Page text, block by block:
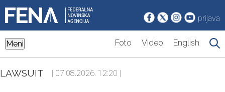
prijava
Meni Foto Video English
LAWSUIT | 07.08.2026. 12:20 |